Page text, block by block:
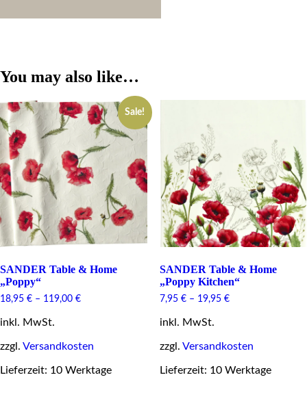
You may also like…
Sale!
SANDER Table & Home
„Poppy“
18,95 € – 119,00 €
inkl. MwSt.
zzgl. Versandkosten
Lieferzeit: 10 Werktage
SANDER Table & Home
„Poppy Kitchen“
7,95 €– 19,95 €
inkl. MwSt.
zzgl. Versandkosten
Lieferzeit: 10 Werktage